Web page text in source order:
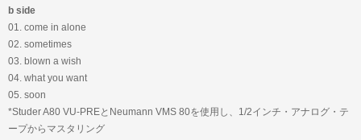
b side
01. come in alone
02. sometimes
03. blown a wish
04. what you want
05. soon
*Studer A80 VU-PREとNeumann VMS 80を使用し、1/2インチ・アナログ・テ
ープからマスタリング